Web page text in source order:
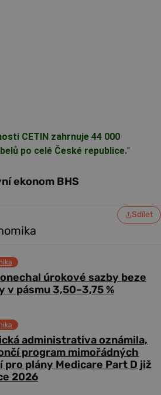
CETIN zahrnuje 44 000
po celé České republice."
ekonom BHS
Sdílet
úrokové sazby beze
v pásmu 3,50–3,75 %
administrativa oznámila,
program mimořádných
pro plány Medicare Part D již
2026